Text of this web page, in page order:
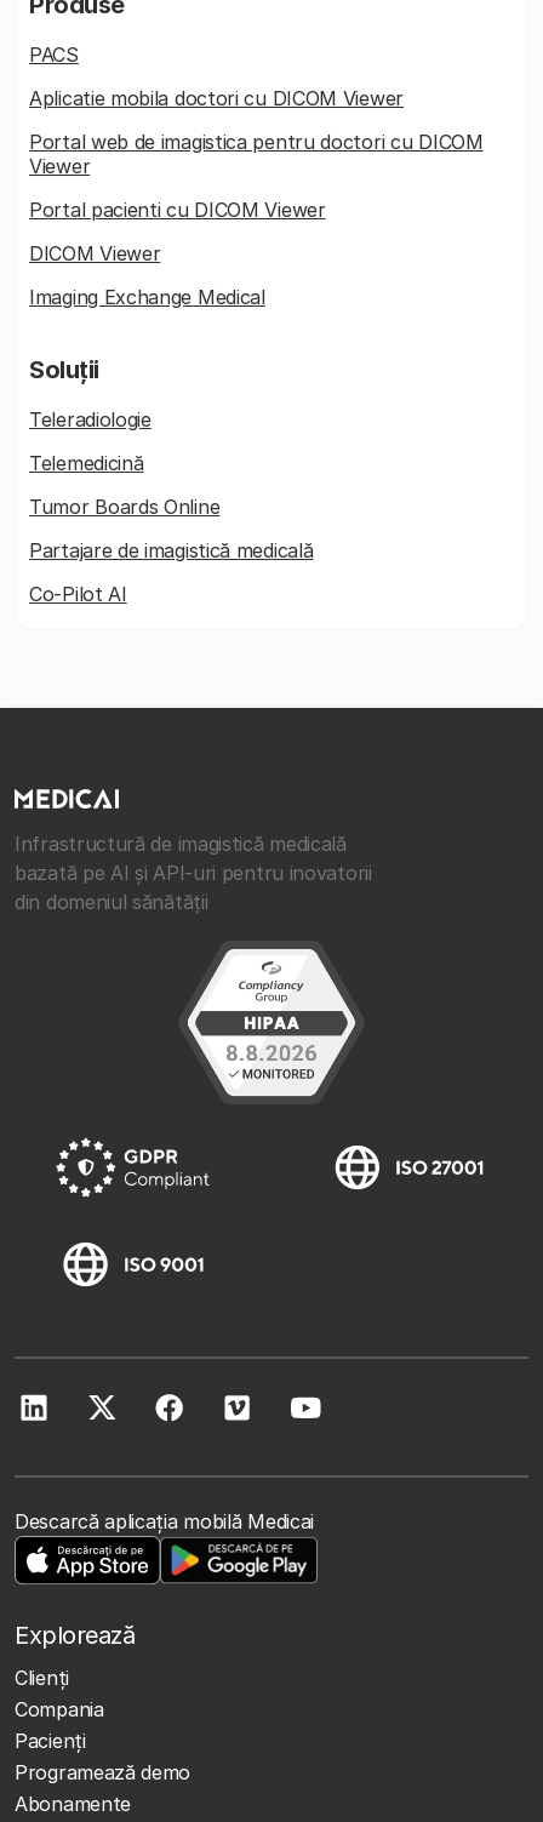
PACS
Aplicatie mobila doctori cu DICOM Viewer
Portal web de imagistica pentru doctori cu DICOM
Viewer
Portal pacienti cu DICOM Viewer
DICOM Viewer
Imaging Exchange Medical
Soluții
Teleradiologie
Telemedicină
Tumor Boards Online
Partajare de imagistică medicală
Co-Pilot AI
Infrastructură de imagistică medicală
bazată pe AI și API-uri pentru inovatorii
din domeniul sănătății
Descarcă aplicația mobilă Medicai
Explorează
Clienţi
Compania
Pacienți
Programează demo
Abonamente